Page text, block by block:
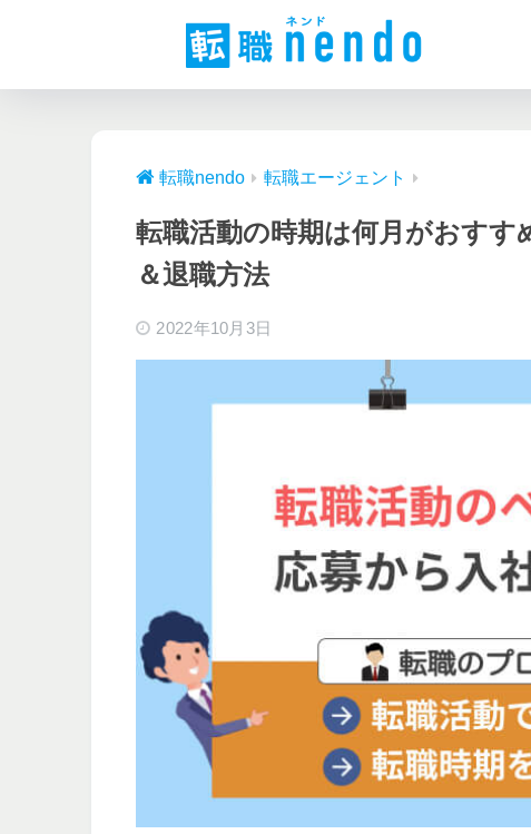
転職nendo 転職エージェント
転職活動の時期は何月がおす
＆退職方法
2022年10月3日